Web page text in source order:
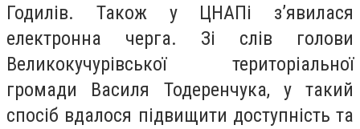
Годилів. Також у ЦНАПі з’явилася
електронна черга. Зі слів голови
Великокучурівської територіальної
громади Василя Тодеренчука, у такий
спосіб вдалося підвищити доступність та